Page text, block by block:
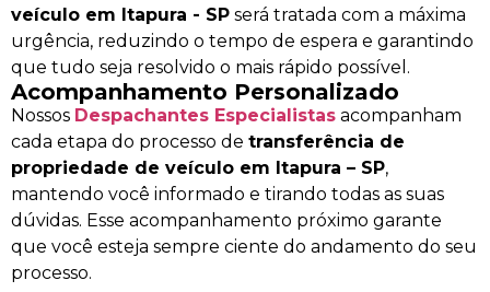
veículo em Itapura - SP será tratada com a máxima
urgência, reduzindo o tempo de espera e garantindo
que tudo seja resolvido o mais rápido possível.
Acompanhamento Personalizado
Nossos Despachantes Especialistas acompanham
cada etapa do processo de transferência de
propriedade de veículo em Itapura – SP,
mantendo você informado e tirando todas as suas
dúvidas. Esse acompanhamento próximo garante
que você esteja sempre ciente do andamento do seu
processo.